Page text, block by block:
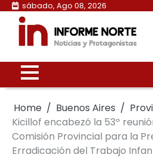
Skip
content
sábado, Ago 08, 2026
Home Buenos Aires
Kicillof encabezó la 53º
Comisión Provincial para la
Erradicación del Trabajo